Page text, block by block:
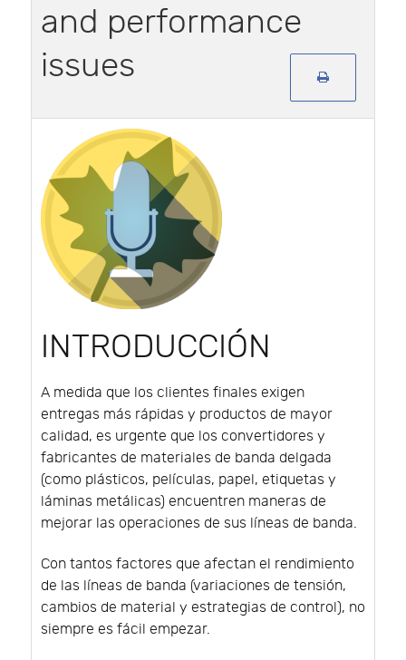
and performance
issues
INTRODUCCIÓN
A medida que los clientes finales exigen
entregas más rápidas y productos de mayor
calidad, es urgente que los convertidores y
fabricantes de materiales de banda delgada
(como plásticos, películas, papel, etiquetas y
láminas metálicas) encuentren maneras de
mejorar las operaciones de sus líneas de banda.
Con tantos factores que afectan el rendimiento
de las líneas de banda (variaciones de tensión,
cambios de material y estrategias de control), no
siempre es fácil empezar.